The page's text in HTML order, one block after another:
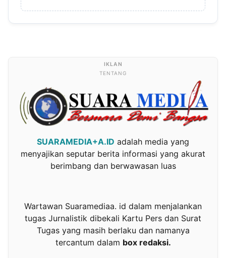
TENTANG
SUARAMEDIA+A.ID adalah media yang
menyajikan seputar berita informasi yang akurat
berimbang dan berwawasan luas
Wartawan Suaramediaa. id dalam menjalankan
tugas Jurnalistik dibekali Kartu Pers dan Surat
Tugas yang masih berlaku dan namanya
tercantum dalam box redaksi.